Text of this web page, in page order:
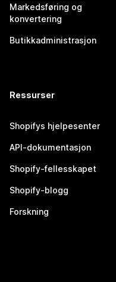
Markedsføring og
konvertering
Butikkadministrasjon
Ressurser
Shopifys hjelpesenter
API-dokumentasjon
Shopify-fellesskapet
Shopify-blogg
Forskning